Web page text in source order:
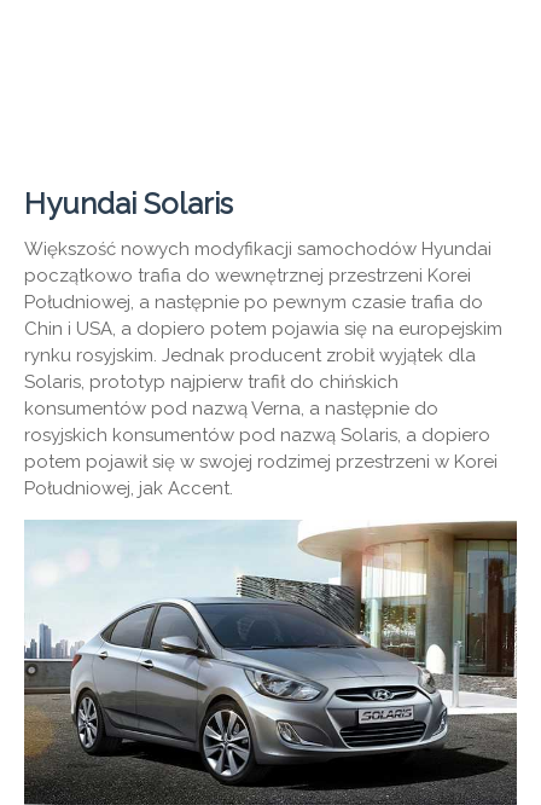
Hyundai Solaris
Większość nowych modyfikacji samochodów Hyundai
początkowo trafia do wewnętrznej przestrzeni Korei
Południowej, a następnie po pewnym czasie trafia do
Chin i USA, a dopiero potem pojawia się na europejskim
rynku rosyjskim. Jednak producent zrobił wyjątek dla
Solaris, prototyp najpierw trafił do chińskich
konsumentów pod nazwą Verna, a następnie do
rosyjskich konsumentów pod nazwą Solaris, a dopiero
potem pojawił się w swojej rodzimej przestrzeni w Korei
Południowej, jak Accent.